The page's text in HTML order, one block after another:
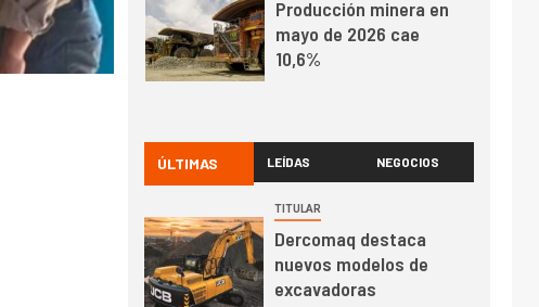
Producción minera en
mayo de 2026 cae
10,6%
PIB minero impacta el
crecimiento regional:
Banco Central reporta
resultados dispares en
el primer trimestre
4 I+D
Informe bimensual de
Cochilco: precio del
ÚLTIMAS LEÍDAS NEGOCIOS
TITULAR
Dercomaq destaca
nuevos modelos de
excavadoras